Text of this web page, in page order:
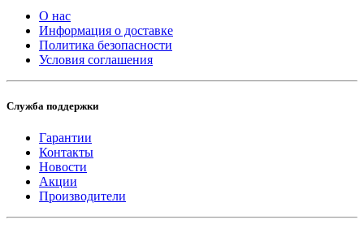
О нас
Информация о доставке
Политика безопасности
Условия соглашения
Служба поддержки
Гарантии
Контакты
Новости
Акции
Производители